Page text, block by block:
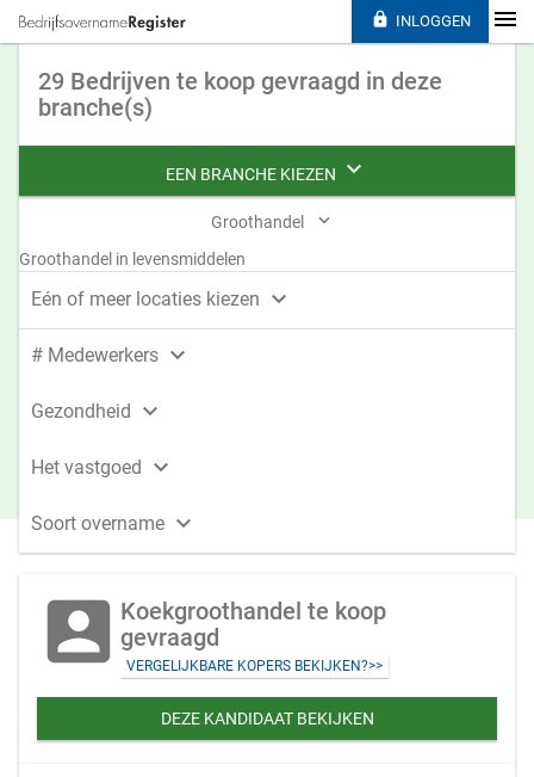
29 Bedrijven te koop gevraagd in deze
branche(s)
EEN BRANCHE KIEZEN 
Groothandel 
Groothandel in levensmiddelen
Eén of meer locaties kiezen 
# Medewerkers 
Gezondheid 
Het vastgoed 
Soort overname 
account_box Koekgroothandel te koop
gevraagd
VERGELIJKBARE KOPERS BEKIJKEN?>>
DEZE KANDIDAAT BEKIJKEN
 INLOGGEN